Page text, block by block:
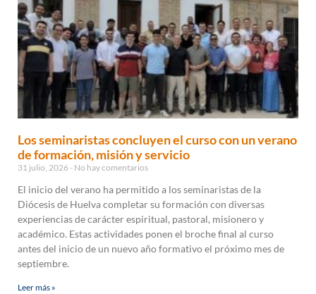
Los seminaristas concluyen el curso con un verano
de formación, misión y servicio
31 julio, 2026 No hay comentarios
El inicio del verano ha permitido a los seminaristas de la
Diócesis de Huelva completar su formación con diversas
experiencias de carácter espiritual, pastoral, misionero y
académico. Estas actividades ponen el broche final al curso
antes del inicio de un nuevo año formativo el próximo mes de
septiembre.
Leer más »